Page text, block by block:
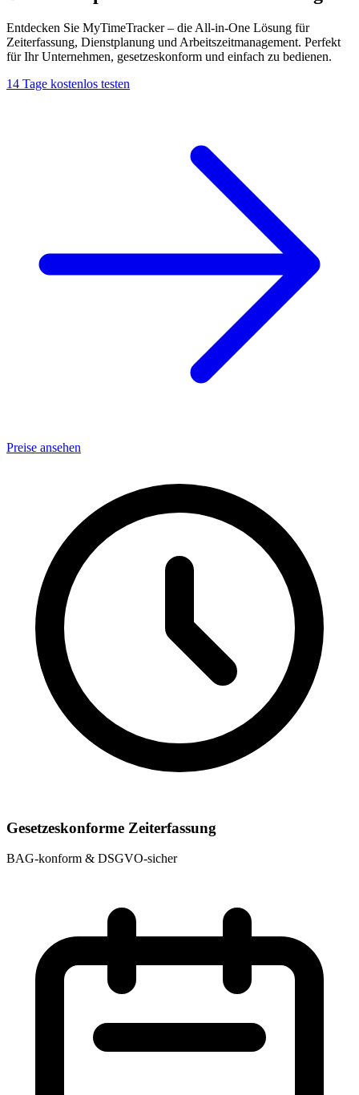
Entdecken Sie MyTimeTracker – die All-in-One Lösung für
Zeiterfassung, Dienstplanung und Arbeitszeitmanagement. Perfekt
für Ihr Unternehmen, gesetzeskonform und einfach zu bedienen.
14 Tage kostenlos testen
Preise ansehen
Gesetzeskonforme Zeiterfassung
BAG-konform & DSGVO-sicher